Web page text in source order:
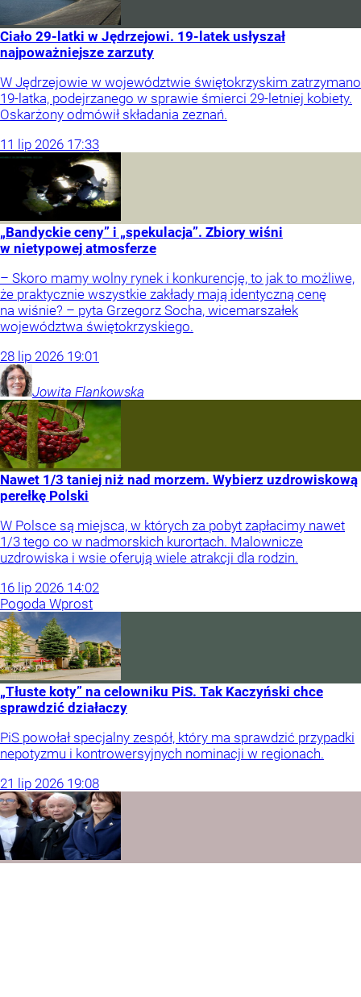
Ciało 29-latki w Jędrzejowi. 19-latek usłyszał
najpoważniejsze zarzuty
W Jędrzejowie w województwie świętokrzyskim zatrzymano
19-latka, podejrzanego w sprawie śmierci 29-letniej kobiety.
Oskarżony odmówił składania zeznań.
11 lip 2026 17:33
„Bandyckie ceny” i „spekulacja”. Zbiory wiśni
w nietypowej atmosferze
– Skoro mamy wolny rynek i konkurencję, to jak to możliwe,
że praktycznie wszystkie zakłady mają identyczną cenę
na wiśnie? – pyta Grzegorz Socha, wicemarszałek
województwa świętokrzyskiego.
28 lip 2026 19:01
Jowita Flankowska
Nawet 1/3 taniej niż nad morzem. Wybierz uzdrowiskową
perełkę Polski
W Polsce są miejsca, w których za pobyt zapłacimy nawet
1/3 tego co w nadmorskich kurortach. Malownicze
uzdrowiska i wsie oferują wiele atrakcji dla rodzin.
16 lip 2026 14:02
Pogoda Wprost
„Tłuste koty” na celowniku PiS. Tak Kaczyński chce
sprawdzić działaczy
PiS powołał specjalny zespół, który ma sprawdzić przypadki
nepotyzmu i kontrowersyjnych nominacji w regionach.
21 lip 2026 19:08